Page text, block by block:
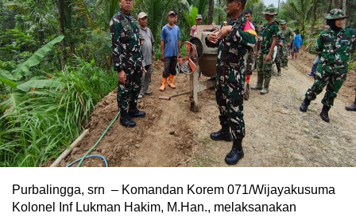
Purbalingga, srn – Komandan Korem 071/Wijayakusuma
Kolonel Inf Lukman Hakim, M.Han., melaksanakan